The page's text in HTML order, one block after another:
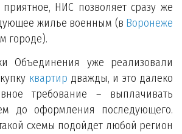
приятное, НИС позволяет сразу же
жилье военным (в Воронеже
городе).
Объединения уже реализовали
квартир дважды, и это далеко
требование – выплачивать
до оформления последующего.
схемы подойдет любой регион